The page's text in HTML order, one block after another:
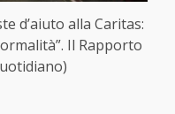
d’aiuto alla Caritas:
Il Rapporto